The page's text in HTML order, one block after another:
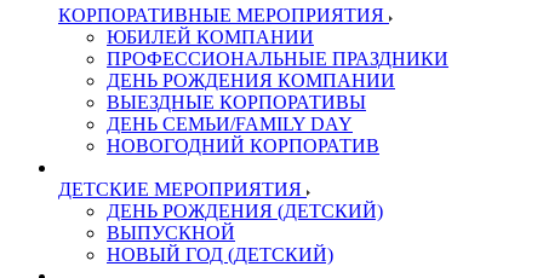
КОРПОРАТИВНЫЕ МЕРОПРИЯТИЯ
ЮБИЛЕЙ КОМПАНИИ
ПРОФЕССИОНАЛЬНЫЕ ПРАЗДНИКИ
ДЕНЬ РОЖДЕНИЯ КОМПАНИИ
ВЫЕЗДНЫЕ КОРПОРАТИВЫ
ДЕНЬ СЕМЬИ/FAMILY DAY
НОВОГОДНИЙ КОРПОРАТИВ
ДЕТСКИЕ МЕРОПРИЯТИЯ
ДЕНЬ РОЖДЕНИЯ (ДЕТСКИЙ)
ВЫПУСКНОЙ
НОВЫЙ ГОД (ДЕТСКИЙ)